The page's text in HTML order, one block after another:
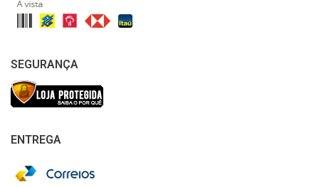
SEGURANÇA
ENTREGA